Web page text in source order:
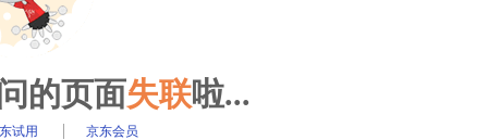
的页面失联啦...
试用 京东会员